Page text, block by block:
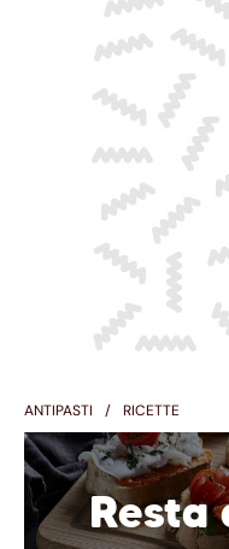
ANTIPASTI RICETTE
Resta